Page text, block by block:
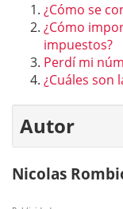
¿Cómo se
¿Cómo
impuestos?
Perdí mi
¿Cuáles son
Autor
Nicolas